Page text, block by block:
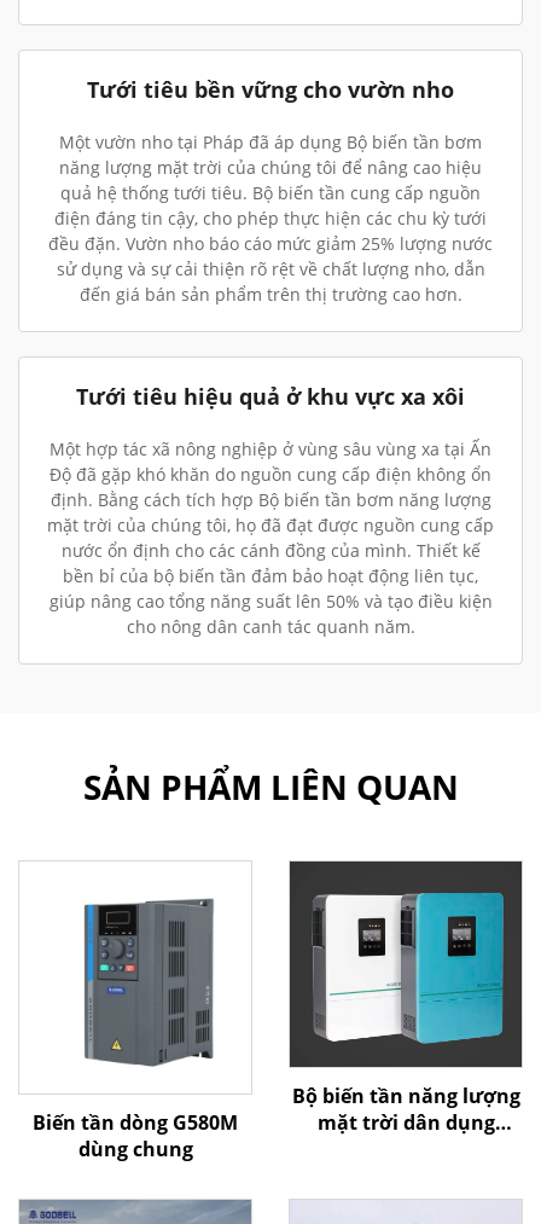
Tưới tiêu bền vững cho vườn nho
Một vườn nho tại Pháp đã áp dụng Bộ biến tần bơm
năng lượng mặt trời của chúng tôi để nâng cao hiệu
quả hệ thống tưới tiêu. Bộ biến tần cung cấp nguồn
điện đáng tin cậy, cho phép thực hiện các chu kỳ tưới
đều đặn. Vườn nho báo cáo mức giảm 25% lượng nước
sử dụng và sự cải thiện rõ rệt về chất lượng nho, dẫn
đến giá bán sản phẩm trên thị trường cao hơn.
Tưới tiêu hiệu quả ở khu vực xa xôi
Một hợp tác xã nông nghiệp ở vùng sâu vùng xa tại Ấn
Độ đã gặp khó khăn do nguồn cung cấp điện không ổn
định. Bằng cách tích hợp Bộ biến tần bơm năng lượng
mặt trời của chúng tôi, họ đã đạt được nguồn cung cấp
nước ổn định cho các cánh đồng của mình. Thiết kế
bền bỉ của bộ biến tần đảm bảo hoạt động liên tục,
giúp nâng cao tổng năng suất lên 50% và tạo điều kiện
cho nông dân canh tác quanh năm.
SẢN PHẨM LIÊN QUAN
Biến tần dòng G580M
dùng chung
Bộ biến tần năng lượng
mặt trời dân dụng